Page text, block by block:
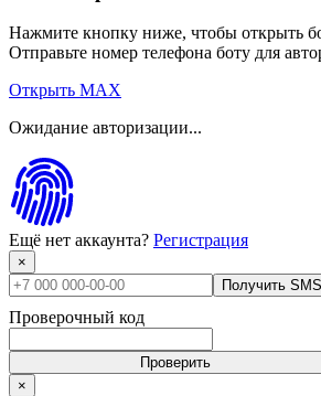
Нажмите кнопку ниже, чтобы открыть
Отправьте номер телефона боту для
Открыть MAX
Ожидание авторизации...
Ещё нет аккаунта? Регистрация
×
Получить SMS
Проверочный код
Проверить
×